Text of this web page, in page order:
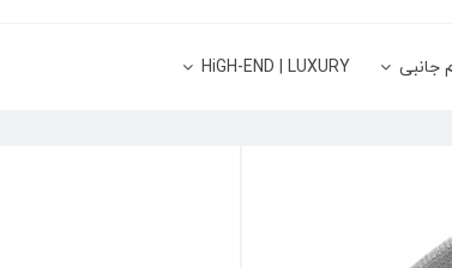
جانبی HiGH-END | LUXURY